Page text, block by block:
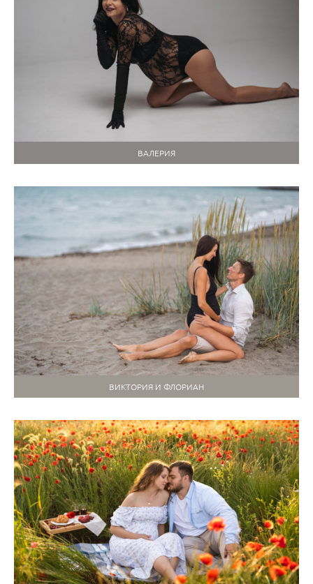
ВАЛЕРИЯ
ВИКТОРИЯ И ФЛОРИАН